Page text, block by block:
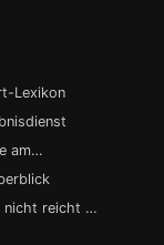
Lexikon
am…
nicht reicht …